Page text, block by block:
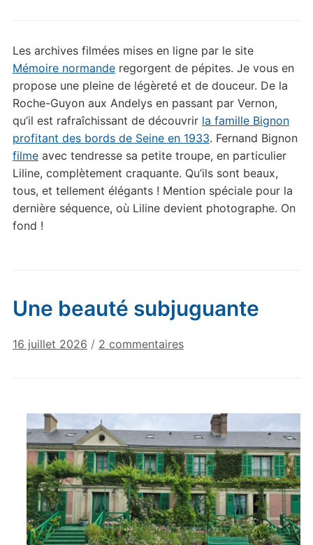
Les archives filmées mises en ligne par le site
Mémoire normanderegorgent de pépites. Je vous en
propose une pleine de légèreté et de douceur. De la
Roche-Guyon aux Andelys en passant par Vernon,
qu’il est rafraîchissant de découvrir la famille Bignon
profitant des bords de Seine en 1933. Fernand Bignon
filmeavec tendresse sa petite troupe, en particulier
Liline, complètement craquante. Qu’ils sont beaux,
tous, et tellement élégants ! Mention spéciale pour la
dernière séquence, où Liline devient photographe. On
fond !
Une beauté subjuguante
16 juillet 2026 / 2 commentairessur